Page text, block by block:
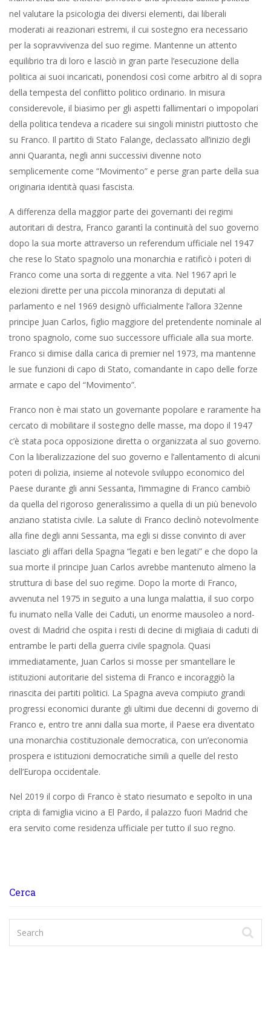
nel valutare la psicologia dei diversi elementi, dai liberali
moderati ai reazionari estremi, il cui sostegno era necessario
per la sopravvivenza del suo regime. Mantenne un attento
equilibrio tra di loro e lasciò in gran parte l’esecuzione della
politica ai suoi incaricati, ponendosi così come arbitro al di sopra
della tempesta del conflitto politico ordinario. In misura
considerevole, il biasimo per gli aspetti fallimentari o impopolari
della politica tendeva a ricadere sui singoli ministri piuttosto che
su Franco. Il partito di Stato Falange, declassato all’inizio degli
anni Quaranta, negli anni successivi divenne noto
semplicemente come “Movimento” e perse gran parte della sua
originaria identità quasi fascista.
A differenza della maggior parte dei governanti dei regimi
autoritari di destra, Franco garantì la continuità del suo governo
dopo la sua morte attraverso un referendum ufficiale nel 1947
che rese lo Stato spagnolo una monarchia e ratificò i poteri di
Franco come una sorta di reggente a vita. Nel 1967 aprì le
elezioni dirette per una piccola minoranza di deputati al
parlamento e nel 1969 designò ufficialmente l’allora 32enne
principe Juan Carlos, figlio maggiore del pretendente nominale al
trono spagnolo, come suo successore ufficiale alla sua morte.
Franco si dimise dalla carica di premier nel 1973, ma mantenne
le sue funzioni di capo di Stato, comandante in capo delle forze
armate e capo del “Movimento”.
Franco non è mai stato un governante popolare e raramente ha
cercato di mobilitare il sostegno delle masse, ma dopo il 1947
c’è stata poca opposizione diretta o organizzata al suo governo.
Con la liberalizzazione del suo governo e l’allentamento di alcuni
poteri di polizia, insieme al notevole sviluppo economico del
Paese durante gli anni Sessanta, l’immagine di Franco cambiò
da quella del rigoroso generalissimo a quella di un più benevolo
anziano statista civile. La salute di Franco declinò notevolmente
alla fine degli anni Sessanta, ma egli si disse convinto di aver
lasciato gli affari della Spagna “legati e ben legati” e che dopo la
sua morte il principe Juan Carlos avrebbe mantenuto almeno la
struttura di base del suo regime. Dopo la morte di Franco,
avvenuta nel 1975 in seguito a una lunga malattia, il suo corpo
fu inumato nella Valle dei Caduti, un enorme mausoleo a nord-
ovest di Madrid che ospita i resti di decine di migliaia di caduti di
entrambe le parti della guerra civile spagnola. Quasi
immediatamente, Juan Carlos si mosse per smantellare le
istituzioni autoritarie del sistema di Franco e incoraggiò la
rinascita dei partiti politici. La Spagna aveva compiuto grandi
progressi economici durante gli ultimi due decenni di governo di
Franco e, entro tre anni dalla sua morte, il Paese era diventato
una monarchia costituzionale democratica, con un’economia
prospera e istituzioni democratiche simili a quelle del resto
dell’Europa occidentale.
Nel 2019 il corpo di Franco è stato riesumato e sepolto in una
cripta di famiglia vicino a El Pardo, il palazzo fuori Madrid che
era servito come residenza ufficiale per tutto il suo regno.
Cerca